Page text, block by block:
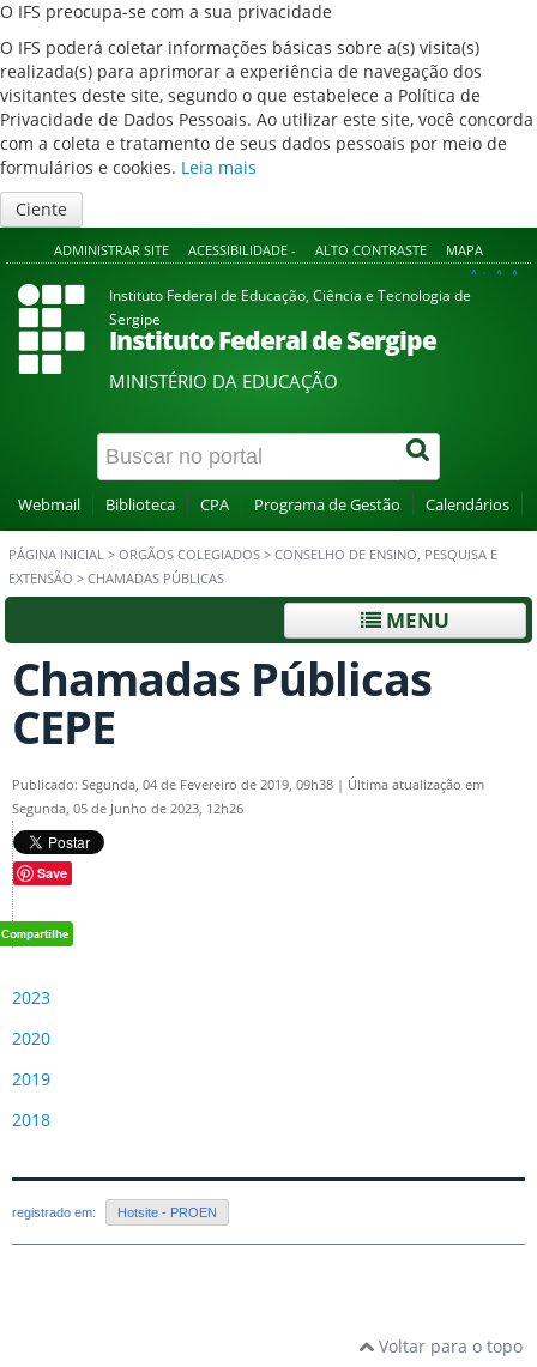
O IFS preocupa-se com a sua privacidade
O IFS poderá coletar informações básicas sobre a(s) visita(s)
realizada(s) para aprimorar a experiência de navegação dos
visitantes deste site, segundo o que estabelece a Política de
Privacidade de Dados Pessoais. Ao utilizar este site, você concorda
com a coleta e tratamento de seus dados pessoais por meio de
formulários e cookies. Leia mais
Ciente
ADMINISTRAR SITE ACESSIBILIDADE - ALTO CONTRASTE MAPA
A+ A A-
Instituto Federal de Educação, Ciência e Tecnologia de
Sergipe
Instituto Federal de Sergipe
MINISTÉRIO DA EDUCAÇÃO
Webmail Biblioteca CPA Programa de Gestão Calendários
PÁGINA INICIAL > ORGÃOS COLEGIADOS > CONSELHO DE ENSINO, PESQUISA E
EXTENSÃO > CHAMADAS PÚBLICAS
MENU
Chamadas Públicas
CEPE
Publicado: Segunda, 04 de Fevereiro de 2019, 09h38 | Última atualização em
Segunda, 05 de Junho de 2023, 12h26
Save
2023
2020
2019
2018
registrado em: Hotsite - PROEN
Voltar para o topo